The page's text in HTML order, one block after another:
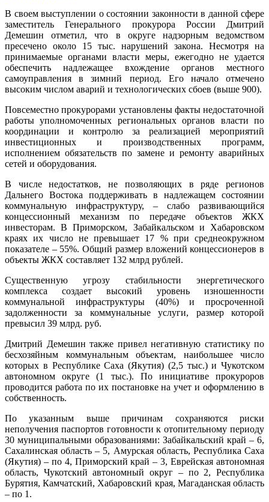
В своем выступлении о состоянии законности в данной сфере
заместитель Генерального прокурора России Дмитрий
Демешин отметил, что в округе надзорным ведомством
пресечено около 15 тыс. нарушений закона. Несмотря на
принимаемые органами власти меры, ежегодно не удается
обеспечить надлежащее вхождение органов местного
самоуправления в зимний период. Его начало отмечено
высоким числом аварий и технологических сбоев (выше 900).
Повсеместно прокурорами установлены факты недостаточной
работы уполномоченных региональных органов власти по
координации и контролю за реализацией мероприятий
инвестиционных и производственных программ,
исполнением обязательств по замене и ремонту аварийных
сетей и оборудования.
В числе недостатков, не позволяющих в ряде регионов
Дальнего Востока поддерживать в надлежащем состоянии
коммунальную инфраструктуру, – слабо развивающийся
концессионный механизм по передаче объектов ЖКХ
инвесторам. В Приморском, Забайкальском и Хабаровском
краях их число не превышает 17 % при среднеокружном
показателе – 55%. Общий размер вложений концессионеров в
объекты ЖКХ составляет 132 млрд рублей.
Существенную угрозу стабильности энергетического
комплекса создает высокий уровень изношенности
коммунальной инфраструктуры (40%) и просроченной
задолженности за коммунальные услуги, размер которой
превысил 39 млрд. руб.
Дмитрий Демешин также привел негативную статистику по
бесхозяйным коммунальным объектам, наибольшее число
которых в Республике Саха (Якутия) (2,5 тыс.) и Чукотском
автономном округе (1 тыс.). По инициативе прокуроров
проводится работа по их постановке на учет и оформлению в
собственность.
По указанным выше причинам сохраняются риски
неполучения паспортов готовности к отопительному периоду
30 муниципальными образованиями: Забайкальский край – 6,
Сахалинская область – 5, Амурская область, Республика Саха
(Якутия) – по 4, Приморский край – 3, Еврейская автономная
область, Чукотский автономный округ – по 2, Республика
Бурятия, Камчатский, Хабаровский края, Магаданская область
– по 1.